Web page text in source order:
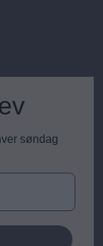
søndag